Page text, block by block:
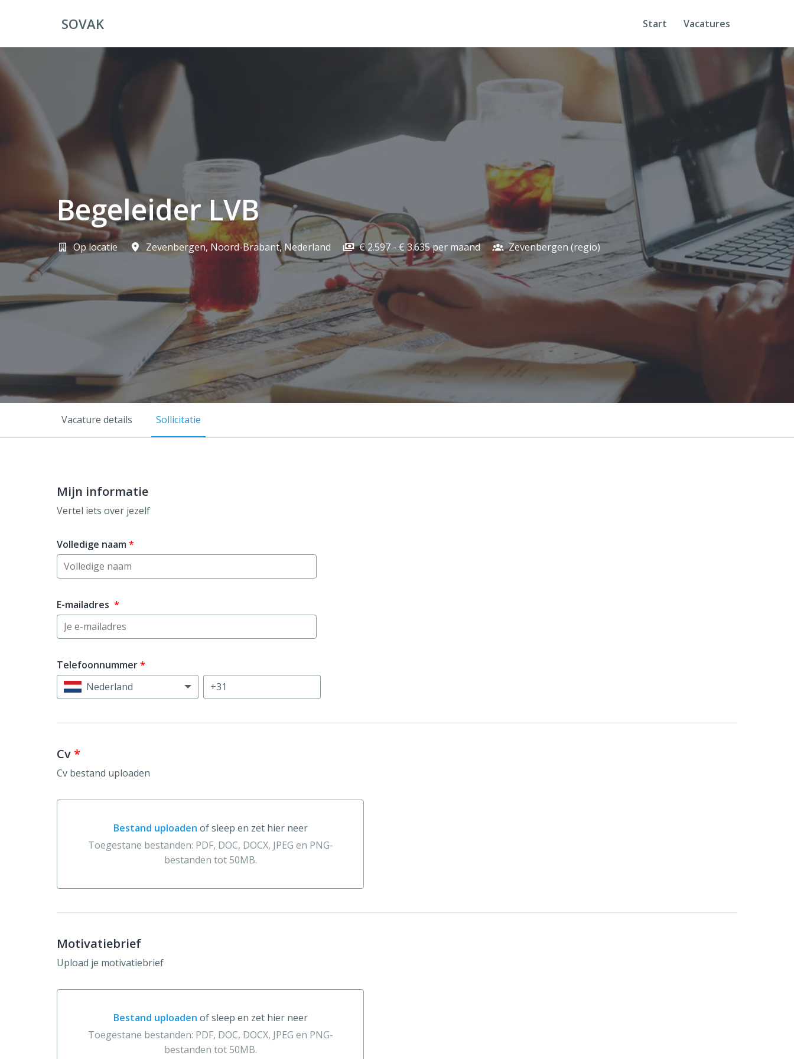
SOVAK
Homepagina Start Vacatures
Begeleider LVB
Op locatie Zevenbergen, Noord-Brabant,Nederland € 2.597 - € 3.635 per maand Zevenbergen (regio)
Vacature details Sollicitatie
Mijn informatie
Vertel iets over jezelf
Volledige naam*
E-mailadres *
Telefoonnummer*
Nederland
Cv*
Cv bestand uploaden
Bestand uploaden of sleep en zet hier neer
Bestand uploaden of sleep en zet hier neer
Toegestane bestanden: PDF, DOC, DOCX, JPEG en PNG-
bestanden tot 50MB.
Motivatiebrief
Upload je motivatiebrief
Bestand uploaden of sleep en zet hier neer
Bestand uploaden of sleep en zet hier neer
Toegestane bestanden: PDF, DOC, DOCX, JPEG en PNG-
bestanden tot 50MB.